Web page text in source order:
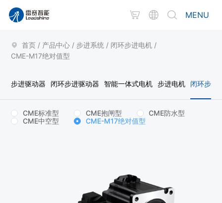
MENU
首页 / 产品中心 / 步进系统 / 闭环步进电机 /
CME-M17绝对值型
步进驱动器 闭环步进驱动器 智能一体式电机 步进电机 闭环步进
CME标准型 CME抱闸型
CME防水型
CME中空型
CME-M17绝对值型